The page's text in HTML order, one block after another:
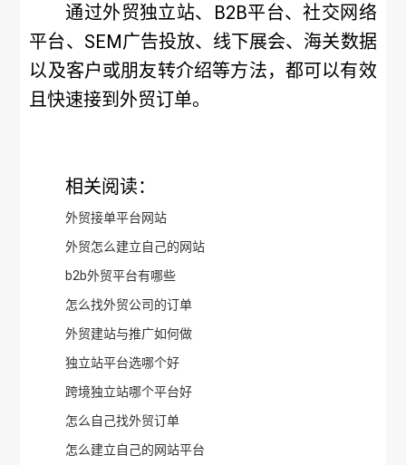
通过外贸独立站、B2B平台、社交网络
平台、SEM广告投放、线下展会、海关数据
以及客户或朋友转介绍等方法，都可以有效
且快速接到外贸订单。
相关阅读：
外贸接单平台网站
外贸怎么建立自己的网站
b2b外贸平台有哪些
怎么找外贸公司的订单
外贸建站与推广如何做
独立站平台选哪个好
跨境独立站哪个平台好
怎么自己找外贸订单
怎么建立自己的网站平台